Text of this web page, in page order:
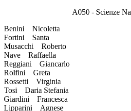
A050 - Scienze
Benini Nicoletta
Fortini Santa
Musacchi Roberto
Nave Raffaella
Reggiani Giancarlo
Rolfini Greta
Rossetti Virginia
Tosi Daria Stefania
Giardini Francesca
Lipparini Agnese